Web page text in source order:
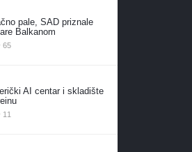
pale, SAD priznale
Balkanom
65komentara
AI centar i skladište
11